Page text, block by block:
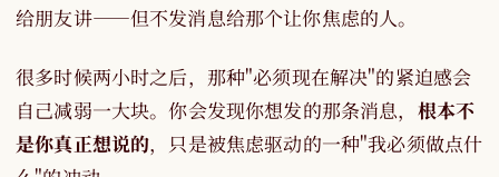
给朋友讲——但不发消息给那个让你焦虑的人。
很多时候两小时之后，那种"必须现在解决"的紧迫感会
自己减弱一大块。你会发现你想发的那条消息， 根本不
是你真正想说的，只是被焦虑驱动的一种"我必须做点什